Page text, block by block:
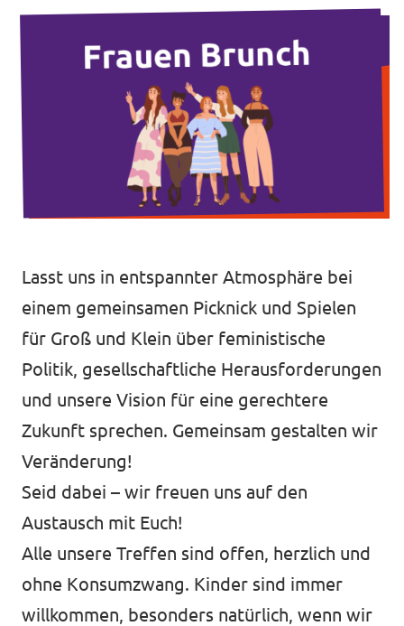
Fraktion im Stadtparlament
Leichte Sprache
Jobs bei Volt Hessen
Datenschutz
Impressum
Lasst uns in entspannter Atmosphäre bei
einem gemeinsamen Picknick und Spielen
für Groß und Klein über feministische
Politik, gesellschaftliche Herausforderungen
und unsere Vision für eine gerechtere
Zukunft sprechen. Gemeinsam gestalten wir
Veränderung!
Seid dabei – wir freuen uns auf den
Austausch mit Euch!
Alle unsere Treffen sind offen, herzlich und
ohne Konsumzwang. Kinder sind immer
willkommen, besonders natürlich, wenn wir